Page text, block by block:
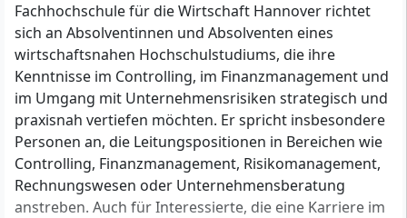
Fachhochschule für die Wirtschaft Hannover richtet
sich an Absolventinnen und Absolventen eines
wirtschaftsnahen Hochschulstudiums, die ihre
Kenntnisse im Controlling, im Finanzmanagement und
im Umgang mit Unternehmensrisiken strategisch und
praxisnah vertiefen möchten. Er spricht insbesondere
Personen an, die Leitungspositionen in Bereichen wie
Controlling, Finanzmanagement, Risikomanagement,
Rechnungswesen oder Unternehmensberatung
anstreben. Auch für Interessierte, die eine Karriere im